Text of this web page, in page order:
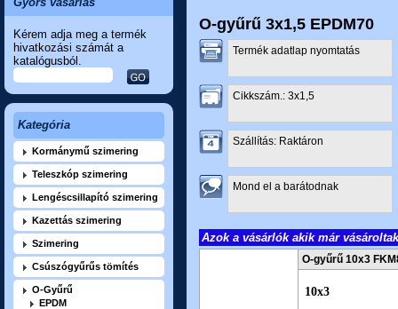
Kérem adja meg a termék
hivatkozási számát a
katalógusból.
Kategória
Kormánymű szimering
Teleszkóp szimering
Lengéscsillapító szimering
Kazettás szimering
Szimering
Csúszógyűrűs tömítés
O-Gyűrű
EPDM
O-gyűrű 3x1,5 EPDM70
Termék adatlap nyomtatás
Cikkszám.: 3x1,5
Szállítás: Raktáron
Mond el a barátodnak
Azok a vásárlók akik már
O-gyűrű 10x3
10x3